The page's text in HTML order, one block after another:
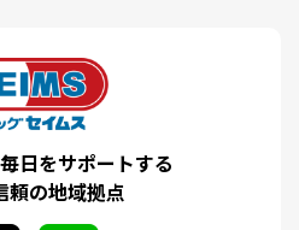
日をサポートする
頼の地域拠点